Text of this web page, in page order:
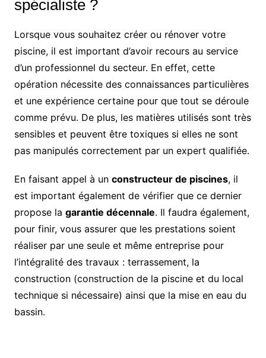
spécialiste ?
Lorsque vous souhaitez créer ou rénover votre
piscine, il est important d’avoir recours au service
d’un professionnel du secteur. En effet, cette
opération nécessite des connaissances particulières
et une expérience certaine pour que tout se déroule
comme prévu. De plus, les matières utilisés sont très
sensibles et peuvent être toxiques si elles ne sont
pas manipulés correctement par un expert qualifiée.
En faisant appel à un constructeur de piscines, il
est important également de vérifier que ce dernier
propose la garantie décennale. Il faudra également,
pour finir, vous assurer que les prestations soient
réaliser par une seule et même entreprise pour
l’intégralité des travaux : terrassement, la
construction (construction de la piscine et du local
technique si nécessaire) ainsi que la mise en eau du
bassin.